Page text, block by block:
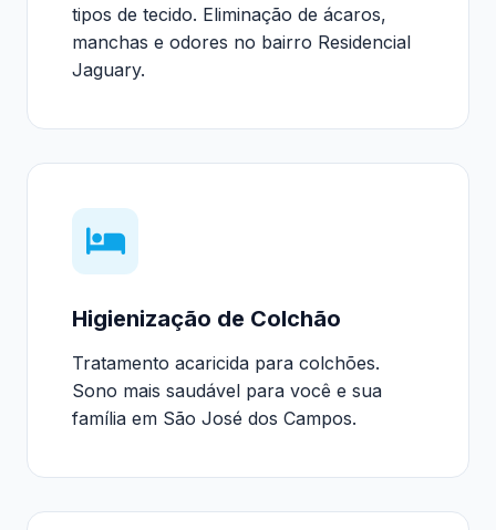
tipos de tecido. Eliminação de ácaros,
manchas e odores no bairro Residencial
Jaguary.
Higienização de Colchão
Tratamento acaricida para colchões.
Sono mais saudável para você e sua
família em São José dos Campos.